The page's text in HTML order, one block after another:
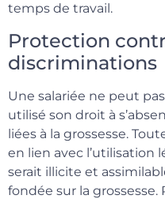
temps de travail.
Protection
discriminations
Une salariée ne peut
utilisé son droit à
liées à la grossesse.
en lien avec l’utilisation
serait illicite et
fondée sur la